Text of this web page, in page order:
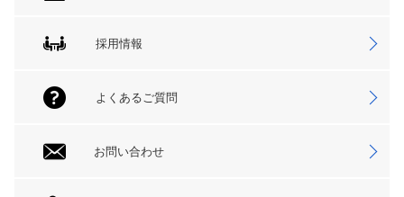
採用情報
よくあるご質問
お問い合わせ